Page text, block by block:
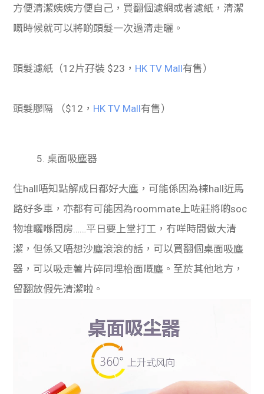
方便清潔姨姨方便自己，買翻個濾網或者濾紙，清潔
嘅時候就可以將啲頭髮一次過清走曬。
頭髮濾紙（12片孖裝 $23， HK TV Mall有售）
頭髮膠隔 （$12， HK TV Mall有售）
5. 桌面吸塵器
住hall唔知點解成日都好大塵，可能係因為棟hall近馬
路好多車，亦都有可能因為roommate上咗莊將啲soc
物堆曬喺間房……平日要上堂打工，冇咩時間做大清
潔，但係又唔想沙塵滾滾的話，可以買翻個桌面吸塵
器，可以吸走薯片碎同埋枱面嘅塵。至於其他地方，
留翻放假先清潔啦。